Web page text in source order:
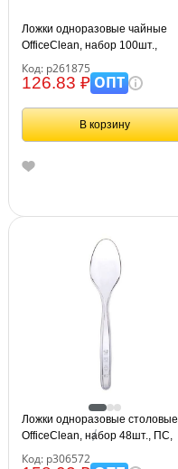
Ложки одноразовые чайные
OfficeClean, набор 100шт.,
Код: р261875
126.83 ₽ОПТ
В корзину
Ложки одноразовые столовые
OfficeClean, набор 48шт., ПС,
Код: р306572